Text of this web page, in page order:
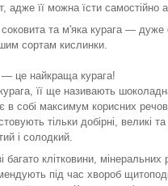
адже її можна їсти самостійно
та м'яка курага — дуже
сортам кислинки.
це найкраща курага!
її ще називають
в собі максимум корисних
тільки добірні, великі
і солодкий.
багато клітковини,
під час хвороб